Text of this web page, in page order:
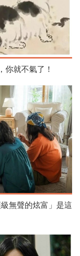
你就不氣了！
無聲的炫富」是這